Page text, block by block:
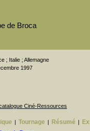
de Broca
; Italie ; Allemagne
1997
Ciné-Ressources
| Tournage | Résumé |